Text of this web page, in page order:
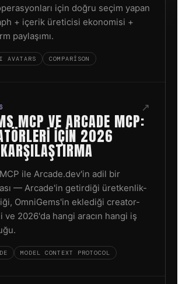
için doğru seçim yapan
+ içerik üreticisi ekonomisi +
paylaşımı.
AVATARS COMPARISON
↗
MCP VE ARCADE MCP:
IÇIN 2026
ile Arcade.dev'in adil bir
— Arcade'in getirdiği üretkenlik-
OmniGems'in eklediği creator-
ve 2026'da hangi aracın hangi iş
MODEL CONTEXT PROTOCOL